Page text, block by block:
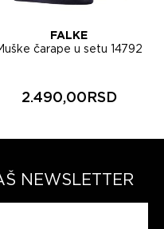
FALKE
čarape u setu 14792
2.490,00RSD
NEWSLETTER